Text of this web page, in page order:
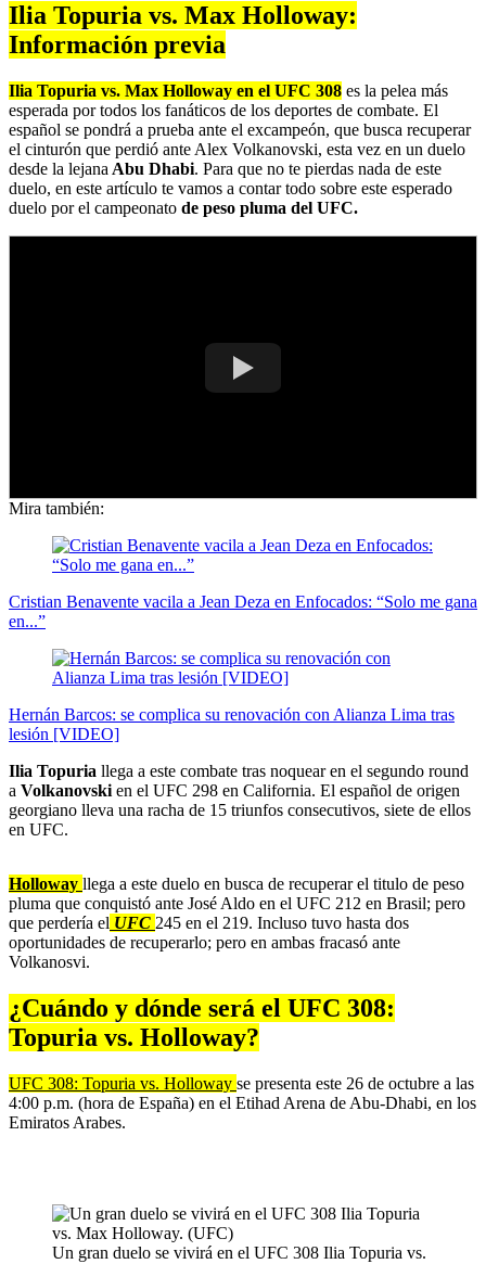
Ilia Topuria vs. Max Holloway:
Información previa
Ilia Topuria vs. Max Holloway en el UFC 308 es la pelea más
esperada por todos los fanáticos de los deportes de combate. El
español se pondrá a prueba ante el excampeón, que busca recuperar
el cinturón que perdió ante Alex Volkanovski, esta vez en un duelo
desde la lejana Abu Dhabi. Para que no te pierdas nada de este
duelo, en este artículo te vamos a contar todo sobre este esperado
duelo por el campeonato de peso pluma del UFC.
Mira también:
Cristian Benavente vacila a Jean Deza en Enfocados: “Solo me gana
en...”
Hernán Barcos: se complica su renovación con Alianza Lima tras
lesión [VIDEO]
Ilia Topuria llega a este combate tras noquear en el segundo round
a Volkanovski en el UFC 298 en California. El español de origen
georgiano lleva una racha de 15 triunfos consecutivos, siete de ellos
en UFC.
Holloway llega a este duelo en busca de recuperar el titulo de peso
pluma que conquistó ante José Aldo en el UFC 212 en Brasil; pero
que perdería el UFC 245 en el 219. Incluso tuvo hasta dos
oportunidades de recuperarlo; pero en ambas fracasó ante
Volkanosvi.
¿Cuándo y dónde será el UFC 308:
Topuria vs. Holloway?
UFC 308: Topuria vs. Holloway se presenta este 26 de octubre a las
4:00 p.m. (hora de España) en el Etihad Arena de Abu-Dhabi, en los
Emiratos Arabes.
Un gran duelo se vivirá en el UFC 308 Ilia Topuria vs.